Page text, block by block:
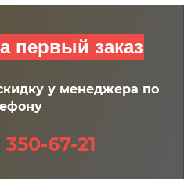
первый заказ
у менеджера по
67-21